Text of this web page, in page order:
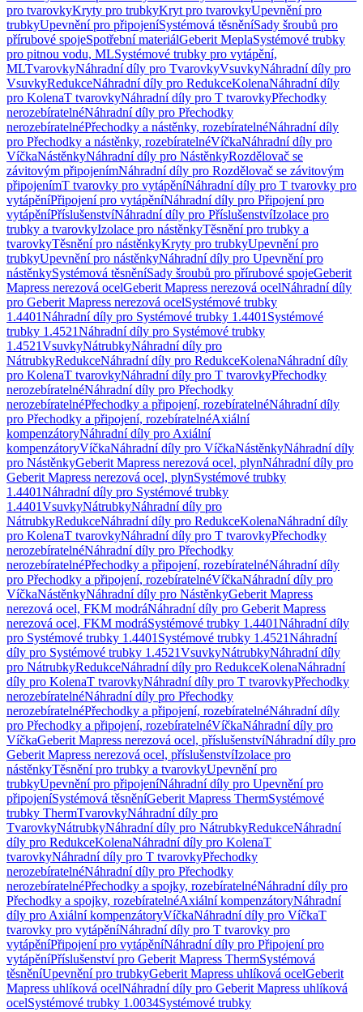
pro tvarovkyKryty pro trubkyKryt pro tvarovkyUpevnění pro
trubkyUpevnění pro připojeníSystémová těsněníSady šroubů pro
přírubové spojeSpotřební materiálGeberit MeplaSystémové trubky
pro pitnou vodu, MLSystémové trubky pro vytápění,
MLTvarovkyNáhradní díly pro TvarovkyVsuvkyNáhradní díly pro
VsuvkyRedukceNáhradní díly pro RedukceKolenaNáhradní díly
pro KolenaT tvarovkyNáhradní díly pro T tvarovkyPřechodky
nerozebíratelnéNáhradní díly pro Přechodky
nerozebíratelnéPřechodky a nástěnky, rozebíratelnéNáhradní díly
pro Přechodky a nástěnky, rozebíratelnéVíčkaNáhradní díly pro
VíčkaNástěnkyNáhradní díly pro NástěnkyRozdělovač se
závitovým připojenímNáhradní díly pro Rozdělovač se závitovým
připojenímT tvarovky pro vytápěníNáhradní díly pro T tvarovky pro
vytápěníPřipojení pro vytápěníNáhradní díly pro Připojení pro
vytápěníPříslušenstvíNáhradní díly pro PříslušenstvíIzolace pro
trubky a tvarovkyIzolace pro nástěnkyTěsnění pro trubky a
tvarovkyTěsnění pro nástěnkyKryty pro trubkyUpevnění pro
trubkyUpevnění pro nástěnkyNáhradní díly pro Upevnění pro
nástěnkySystémová těsněníSady šroubů pro přírubové spojeGeberit
Mapress nerezová ocelGeberit Mapress nerezová ocelNáhradní díly
pro Geberit Mapress nerezová ocelSystémové trubky
1.4401Náhradní díly pro Systémové trubky 1.4401 Systémové
trubky 1.4521Náhradní díly pro Systémové trubky
1.4521VsuvkyNátrubkyNáhradní díly pro
NátrubkyRedukceNáhradní díly pro RedukceKolenaNáhradní díly
pro KolenaT tvarovkyNáhradní díly pro T tvarovkyPřechodky
nerozebíratelnéNáhradní díly pro Přechodky
nerozebíratelnéPřechodky a připojení, rozebíratelnéNáhradní díly
pro Přechodky a připojení, rozebíratelnéAxiální
kompenzátoryNáhradní díly pro Axiální
kompenzátoryVíčkaNáhradní díly pro VíčkaNástěnkyNáhradní díly
pro NástěnkyGeberit Mapress nerezová ocel, plynNáhradní díly pro
Geberit Mapress nerezová ocel, plynSystémové trubky
1.4401Náhradní díly pro Systémové trubky
1.4401VsuvkyNátrubkyNáhradní díly pro
NátrubkyRedukceNáhradní díly pro RedukceKolenaNáhradní díly
pro KolenaT tvarovkyNáhradní díly pro T tvarovkyPřechodky
nerozebíratelnéNáhradní díly pro Přechodky
nerozebíratelnéPřechodky a připojení, rozebíratelnéNáhradní díly
pro Přechodky a připojení, rozebíratelnéVíčkaNáhradní díly pro
VíčkaNástěnkyNáhradní díly pro NástěnkyGeberit Mapress
nerezová ocel, FKM modráNáhradní díly pro Geberit Mapress
nerezová ocel, FKM modráSystémové trubky 1.4401Náhradní díly
pro Systémové trubky 1.4401 Systémové trubky 1.4521Náhradní
díly pro Systémové trubky 1.4521VsuvkyNátrubkyNáhradní díly
pro NátrubkyRedukceNáhradní díly pro RedukceKolenaNáhradní
díly pro KolenaT tvarovkyNáhradní díly pro T tvarovkyPřechodky
nerozebíratelnéNáhradní díly pro Přechodky
nerozebíratelnéPřechodky a připojení, rozebíratelnéNáhradní díly
pro Přechodky a připojení, rozebíratelnéVíčkaNáhradní díly pro
VíčkaGeberit Mapress nerezová ocel, příslušenstvíNáhradní díly pro
Geberit Mapress nerezová ocel, příslušenstvíIzolace pro
nástěnkyTěsnění pro trubky a tvarovkyUpevnění pro
trubkyUpevnění pro připojeníNáhradní díly pro Upevnění pro
připojeníSystémová těsněníGeberit Mapress ThermSystémové
trubky ThermTvarovkyNáhradní díly pro
TvarovkyNátrubkyNáhradní díly pro NátrubkyRedukceNáhradní
díly pro RedukceKolenaNáhradní díly pro KolenaT
tvarovkyNáhradní díly pro T tvarovkyPřechodky
nerozebíratelnéNáhradní díly pro Přechodky
nerozebíratelnéPřechodky a spojky, rozebíratelnéNáhradní díly pro
Přechodky a spojky, rozebíratelnéAxiální kompenzátoryNáhradní
díly pro Axiální kompenzátoryVíčkaNáhradní díly pro VíčkaT
tvarovky pro vytápěníNáhradní díly pro T tvarovky pro
vytápěníPřipojení pro vytápěníNáhradní díly pro Připojení pro
vytápěníPříslušenství pro Geberit Mapress ThermSystémová
těsněníUpevnění pro trubkyGeberit Mapress uhlíková ocelGeberit
Mapress uhlíková ocelNáhradní díly pro Geberit Mapress uhlíková
ocelSystémové trubky 1.0034Systémové trubky